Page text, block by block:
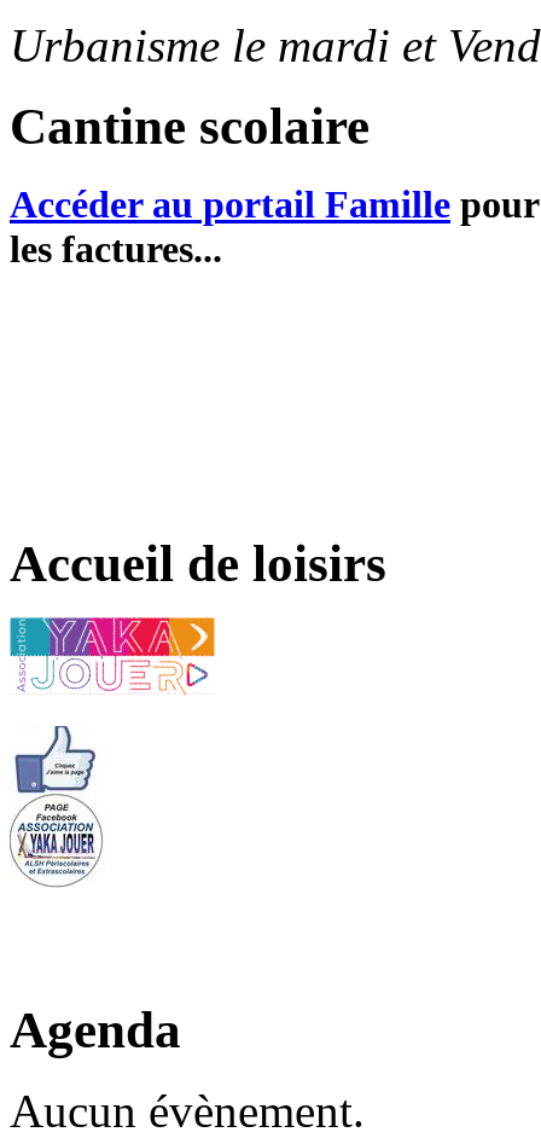
Urbanisme le mardi et
Cantine scolaire
Accéder au portail Famille
les factures...
Accueil de loisirs
Agenda
Aucun évènement.